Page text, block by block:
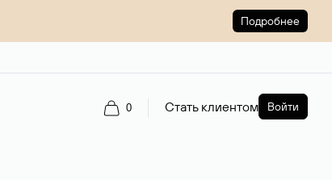
Подробнее
0 Стать клиентом Войти